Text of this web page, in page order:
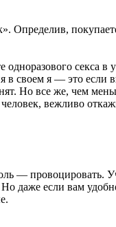
Определив,
секса
в своем я — это
Но все же, чем
вежливо
—
даже если вам